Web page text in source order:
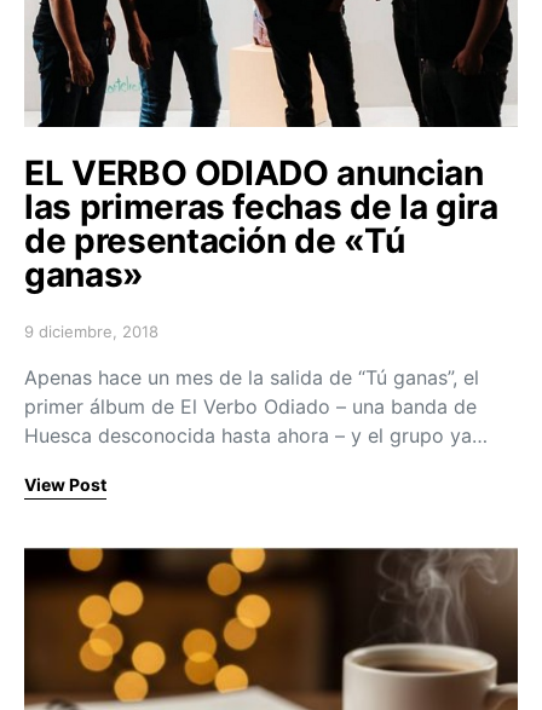
EL VERBO ODIADO anuncian
las primeras fechas de la gira
de presentación de «Tú
ganas»
Posted on
9 diciembre, 2018
Apenas hace un mes de la salida de “Tú ganas”, el
primer álbum de El Verbo Odiado – una banda de
Huesca desconocida hasta ahora – y el grupo ya…
View Post